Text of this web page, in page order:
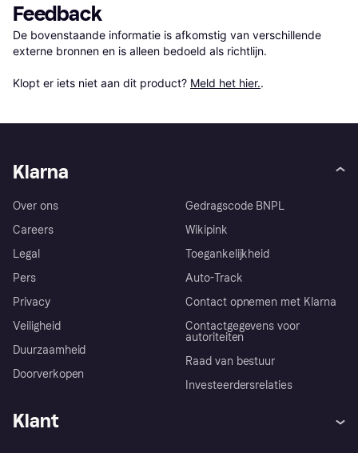
Feedback
De bovenstaande informatie is afkomstig van verschillende
externe bronnen en is alleen bedoeld als richtlijn.
Klopt er iets niet aan dit product? Meld het hier..
Klarna
Over ons
Careers
Legal
Pers
Privacy
Veiligheid
Duurzaamheid
Doorverkopen
Gedragscode BNPL
Wikipink
Toegankelijkheid
Auto-Track
Contact opnemen met Klarna
Contactgegevens voor
autoriteiten
Raad van bestuur
Investeerdersrelaties
Klant